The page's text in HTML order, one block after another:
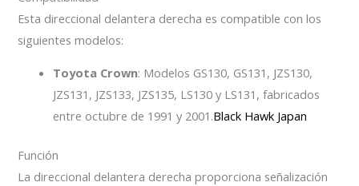
Esta direccional delantera derecha es compatible con los
siguientes modelos:
Toyota Crown: Modelos GS130, GS131, JZS130,
JZS131, JZS133, JZS135, LS130 y LS131, fabricados
entre octubre de 1991 y 2001.Black Hawk Japan
Función
La direccional delantera derecha proporciona señalización